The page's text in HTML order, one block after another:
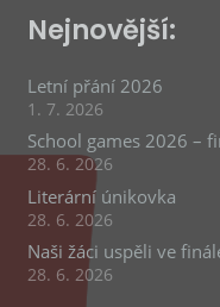
Nejnovější:
Letní přání 2026
1. 7. 2026
School games 2026 –
28. 6. 2026
Literární únikovka
28. 6. 2026
Naši žáci uspěli ve
28. 6. 2026